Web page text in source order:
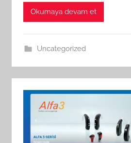
Okumaya devam et
Uncategorized